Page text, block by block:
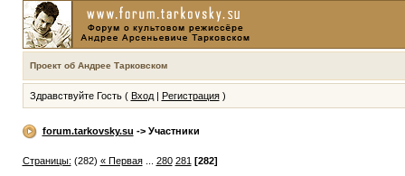
Проект об Андрее Тарковском
Здравствуйте Гость ( Вход| Регистрация)
forum.tarkovsky.su -> Участники
Страницы: (282) « Первая... 280 281 [282]